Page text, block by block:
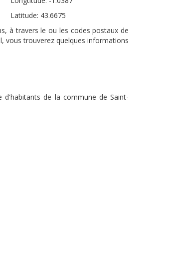
Latitude: 43.6675
à travers le ou les codes postaux de
vous trouverez quelques informations
d'habitants de la commune de Saint-